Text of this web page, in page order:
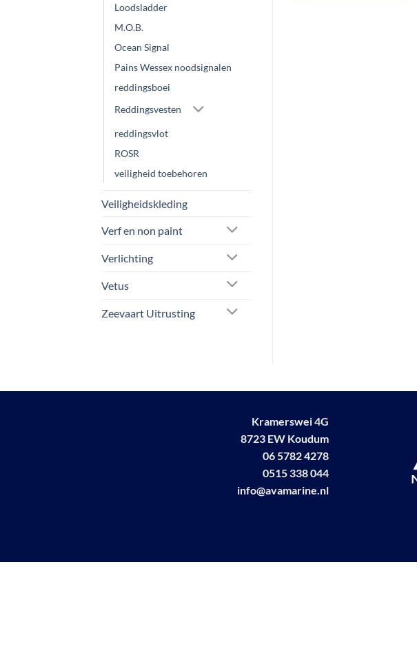
Loodsladder
M.O.B.
Ocean Signal
Pains Wessex noodsignalen
reddingsboei
Reddingsvesten
reddingsvlot
ROSR
veiligheid toebehoren
Veiligheidskleding
Verf en non paint
Verlichting
Vetus
Zeevaart Uitrusting
Kramerswei 4G
8723 EW Koudum
06 5782 4278
0515 338 044
info@avamarine.nl